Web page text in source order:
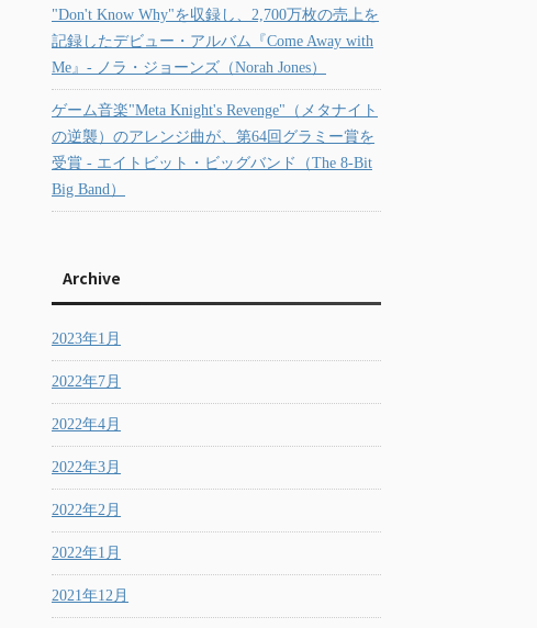
"Don't Know Why"を収録し、2,700万枚の売上を
記録したデビュー・アルバム『Come Away with
Me』- ノラ・ジョーンズ（Norah Jones）
ゲーム音楽"Meta Knight's Revenge"（メタナイト
の逆襲）のアレンジ曲が、第64回グラミー賞を
受賞 - エイトビット・ビッグバンド（The 8-Bit
Big Band）
Archive
2023年1月
2022年7月
2022年4月
2022年3月
2022年2月
2022年1月
2021年12月